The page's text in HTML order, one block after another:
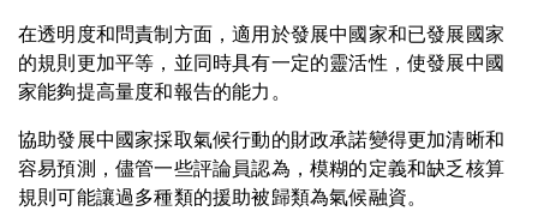
在透明度和問責制方面，適用於發展中國家和已發展國家
的規則更加平等，並同時具有一定的靈活性，使發展中國
家能夠提高量度和報告的能力。
協助發展中國家採取氣候行動的財政承諾變得更加清晰和
容易預測，儘管一些評論員認為，模糊的定義和缺乏核算
規則可能讓過多種類的援助被歸類為氣候融資。